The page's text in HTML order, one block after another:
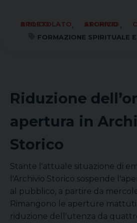
APOSTOLATO BIBLICO
, ARCHIVIO STORICO ,
FORMAZIONE SPIRITUALE
Riduzione
apertura in
Storico
Stante l'attuale situazione di
l'Archivio Storico sospende
al pubblico, a partire da
Rimangono le aperture
riduzione dell'utenza da